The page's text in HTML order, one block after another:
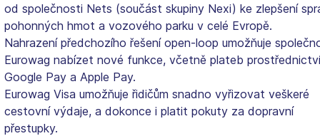
od společnosti Nets (součást skupiny Nexi) ke zlepšení
pohonných hmot a vozového parku v celé Evropě.
Nahrazení předchozího řešení open-loop umožňuje
Eurowag nabízet nové funkce, včetně plateb
Google Pay a Apple Pay.
Eurowag Visa umožňuje řidičům snadno vyřizovat veškeré
cestovní výdaje, a dokonce i platit pokuty za dopravní
přestupky.